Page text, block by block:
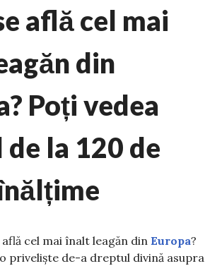
află cel mai
din
Poți vedea
la 120 de
cel mai înalt leagăn din Europa?
priveliște de-a dreptul divină asupra